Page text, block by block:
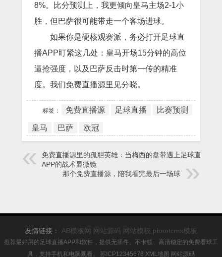
8%。比分预测上，我更倾向皇马主场2-1小
胜，但巴萨很可能带走一个客场进球。
如果你是硬核观赛派，务必打开足球直
播APP盯紧这几处：皇马开场15分钟的高位
逼抢强度，以及巴萨反击时第一传的精准
度。我们免费直播源里见分晓。
标签： 免费直播源 足球直播 比赛预测
皇马 巴萨 欧冠
免费直播源里的孤胆英雄：当梅西的盘带遇上足球直播
APP的战术显微镜
那个免费直播源，陪我看完最后一场球
友情链接： AB模板网 网站源码 网站模板 pbootcms模板
推荐最好用的足球直播APP和软件，提供无插件、不卡顿、高清稳定的免费看球工
具，支持手机和电脑观看。 苏ICP12345678 XML地图 网站源码